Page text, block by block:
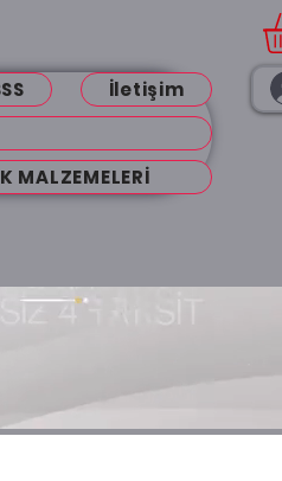
İletişim
MALZEMELERİ